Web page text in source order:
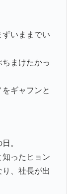
いままでい
まけたかっ
ギャフンと
。
知ったヒョン
、社長が出